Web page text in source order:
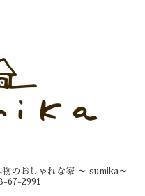
のおしゃれな家 ～ sumika～
2991